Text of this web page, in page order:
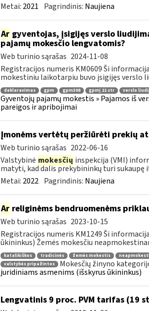
Metai: 2021 Pagrindinis: Naujiena
Argyventojas, įsigijęs verslo
pajamų mokesčio lengvatomis?
Web turinio sąrašas 2024-11-08
Registracijos numeris KM0609 Ši
mokestiniu laikotarpiu buvo įsigijęs verslo
deklaravimas gpm gpm308 gpmį 21 str verslo
Gyventojų pajamų mokestis » Pajamos iš
pareigos ir apribojimai
Įmonėms vertėtų peržiūrėti prekių
Web turinio sąrašas 2022-06-16
Valstybinė mokesčių inspekcija (VMI)
matyti, kad dalis prekybininkų turi sukaupę
Metai: 2022 Pagrindinis: Naujiena
Arreliginėms bendruomenėms
Web turinio sąrašas 2023-10-15
Registracijos numeris KM1249 Ši
ūkininkus) Žemės mokesčiu
katalikiškos tradicinės žemės mokestis
valstybės pripažintos
Mokesčių žinyno
juridiniams asmenims (išskyrus ūkininkus)
Lengvatinis 9 proc. PVM tarifas (19